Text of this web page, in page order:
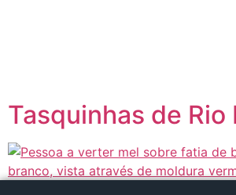
Tasquinhas de Rio